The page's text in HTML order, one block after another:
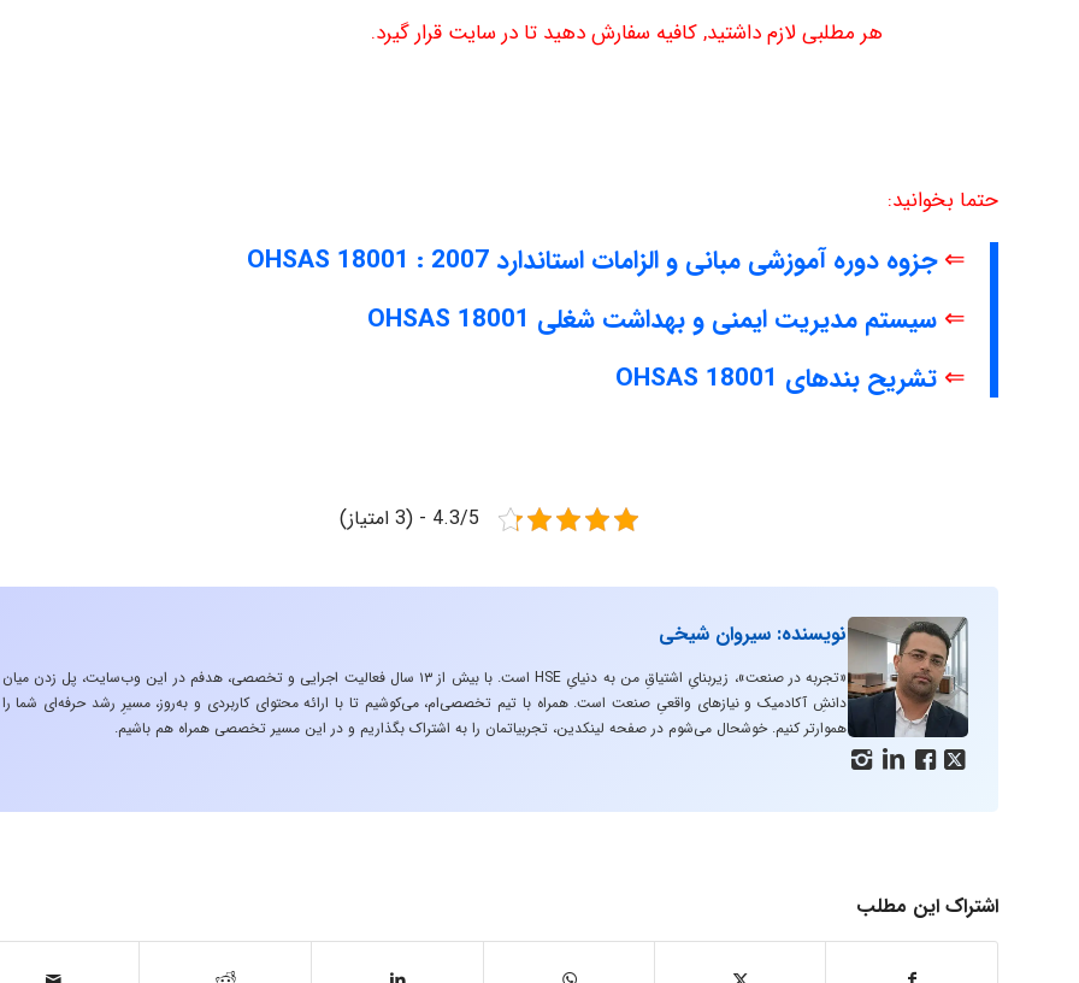
هر مطلبی لازم داشتید, کافیه سفارش دهید تا در سایت قرار گیرد.
حتما بخوانید:
⇐جزوه دوره آموزشی مبانی و الزامات استاندارد OHSAS 18001 : 2007
⇐ سیستم مدیریت ایمنی و بهداشت شغلی OHSAS 18001
⇐ تشریح بندهای OHSAS 18001
4.3/5 - (3 امتیاز)
   
نویسنده: سیروان شیخی
«تجربه در صنعت»، زیربنایِ اشتیاقِ من به دنیایِ HSE است. با بیش از ۱۳ سال فعالیت اجرایی و تخصصی، هدفم در این وب‌سایت، پل زدن میان
دانشِ آکادمیک و نیازهای واقعیِ صنعت است. همراه با تیم تخصصی‌ام، می‌کوشیم تا با ارائه محتوای کاربردی و به‌روز، مسیرِ رشد حرفه‌ای شما را
هموارتر کنیم. خوشحال می‌شوم در صفحه لینکدین، تجربیاتمان را به اشتراک بگذاریم و در این مسیر تخصصی همراه هم باشیم.
اشتراک این مطلب